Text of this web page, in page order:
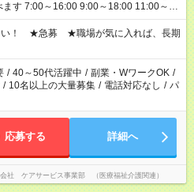
す 7:00～16:00 9:00～18:00 11:00～
内できません ※法令に基づき、週20時
の加入対象となります ※労働者派遣法
）により、短時間・短期間の就業はご
ます
い！ ★急募 ★職場が気に入れば、長期
/ 40～50代活躍中 / 副業・WワークOK /
/ 10名以上の大量募集 / 電話対応なし / パ
応募する 詳細へ
社 ケアサービス事業部 （医療福祉介護関連）